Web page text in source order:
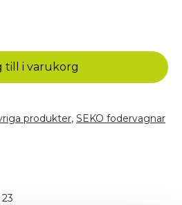
till i varukorg
produkter, SEKO fodervagnar